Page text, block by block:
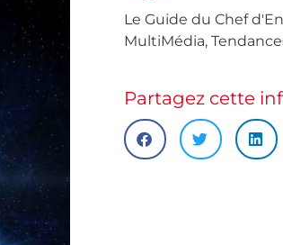
Le Guide du Chef
MultiMédia,
Partagez cette